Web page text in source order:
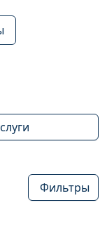
Фильтры